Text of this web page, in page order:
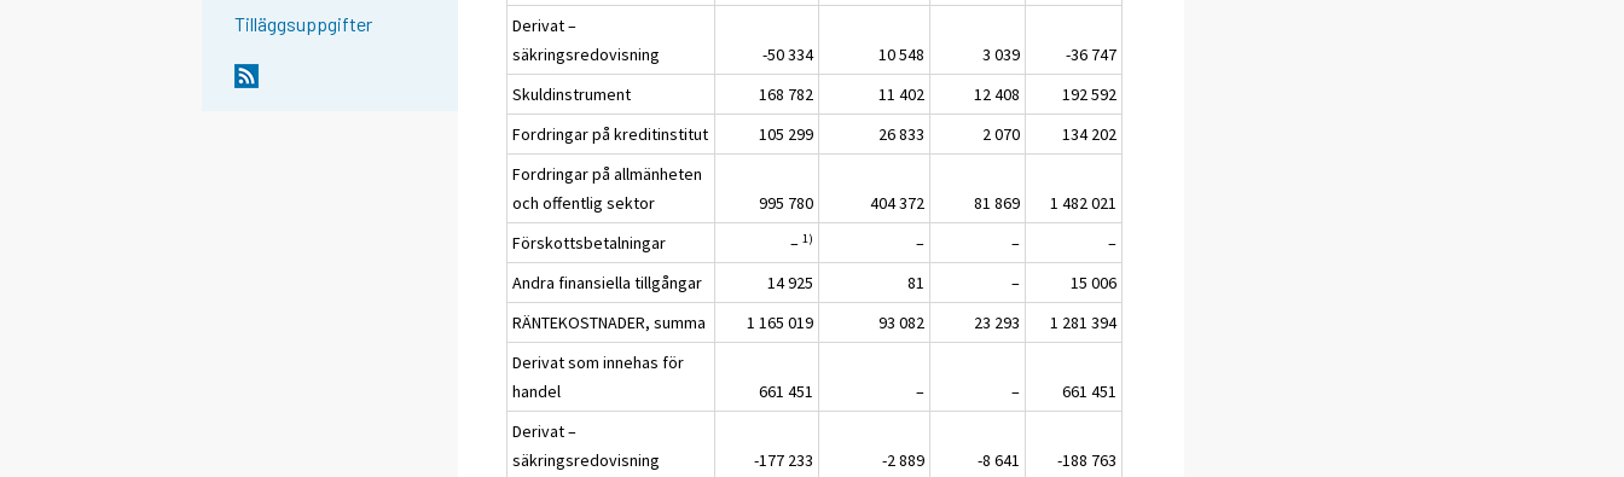
Tilläggsuppgifter
Derivat –
säkringsredovisning
-50 334 10 548 3 039
-36 747
Skuldinstrument
168 782 11 402 12 408
192 592
Fordringar på kreditinstitut
105 299 26 833 2 070
134 202
Fordringar på allmänheten
och offentlig sektor
995 780 404 372 81 869
1 482 021
Förskottsbetalningar
–1) – –
–
Andra finansiella tillgångar
14 925 81 –
15 006
RÄNTEKOSTNADER, summa
1 165 019 93 082 23 293
1 281 394
Derivat som innehas för
handel
661 451 – –
661 451
Derivat –
säkringsredovisning
-177 233 -2 889 -8 641
-188 763